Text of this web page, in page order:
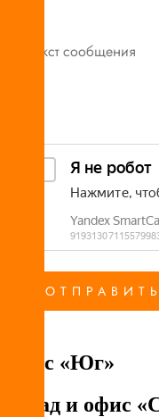
Офис «Юг»
Склад и офис